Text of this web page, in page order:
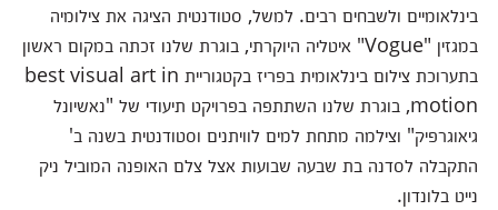
בינלאומיים ולשבחים רבים. למשל, סטודנטית הציגה את צילומיה
במגזין "Vogue" איטליה היוקרתי, בוגרת שלנו זכתה במקום ראשון
בתערוכת צילום בינלאומית בפריז בקטגוריית best visual art in
motion, בוגרת שלנו השתתפה בפרויקט תיעודי של "נאשיונל
גיאוגרפיק" וצילמה מתחת למים לוויתנים וסטודנטית בשנה ב'
התקבלה לסדנה בת שבעה שבועות אצל צלם האופנה המוביל ניק
נייט בלונדון.